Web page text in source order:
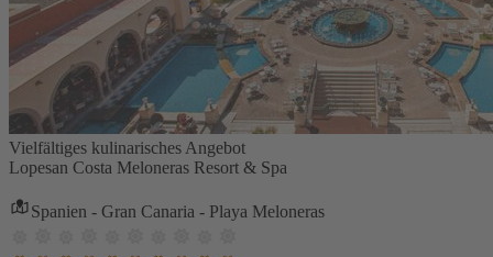
Vielfältiges kulinarisches Angebot
Lopesan Costa Meloneras Resort & Spa
Spanien - Gran Canaria - Playa Meloneras